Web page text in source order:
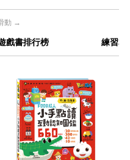
動 →
戲書排行榜 練習本